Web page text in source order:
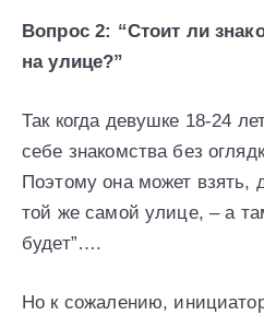
Вопрос 2: “Стоит ли
на улице?”
Так когда девушке 18-24
себе знакомства без
Поэтому она может взять,
той же самой улице, – а
будет”….
Но к сожалению,